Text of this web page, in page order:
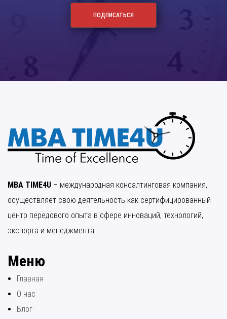
MBA TIME4U – международная консалтинговая компания,
осуществляет свою деятельность как сертифицированный
центр передового опыта в сфере инноваций, технологий,
экспорта и менеджмента.
Меню
Главная
О нас
Блог